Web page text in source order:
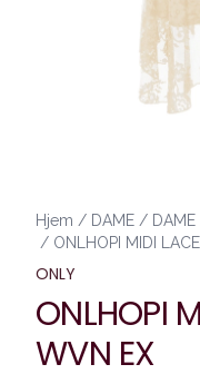
Hjem / DAME / DAME
/ ONLHOPI MIDI
ONLY
ONLHOPI
WVN EX